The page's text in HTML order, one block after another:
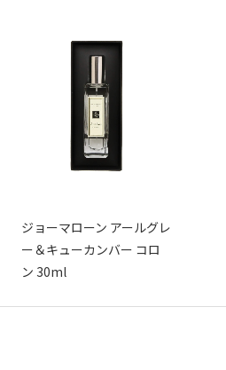
ジョーマローン アールグレ
ー＆キューカンバー コロ
ン 30ml